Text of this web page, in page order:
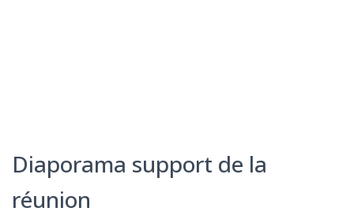
Diaporama support de la
réunion